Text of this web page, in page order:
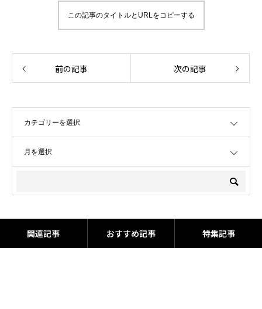
この記事のタイトルとURLをコピーする
前の記事 次の記事
OPEN
OPEN
関連記事 おすすめ記事 特集記事